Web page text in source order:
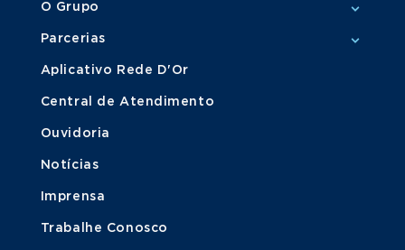
O Grupo
Parcerias
Aplicativo Rede D'Or
Central de Atendimento
Ouvidoria
Notícias
Imprensa
Trabalhe Conosco